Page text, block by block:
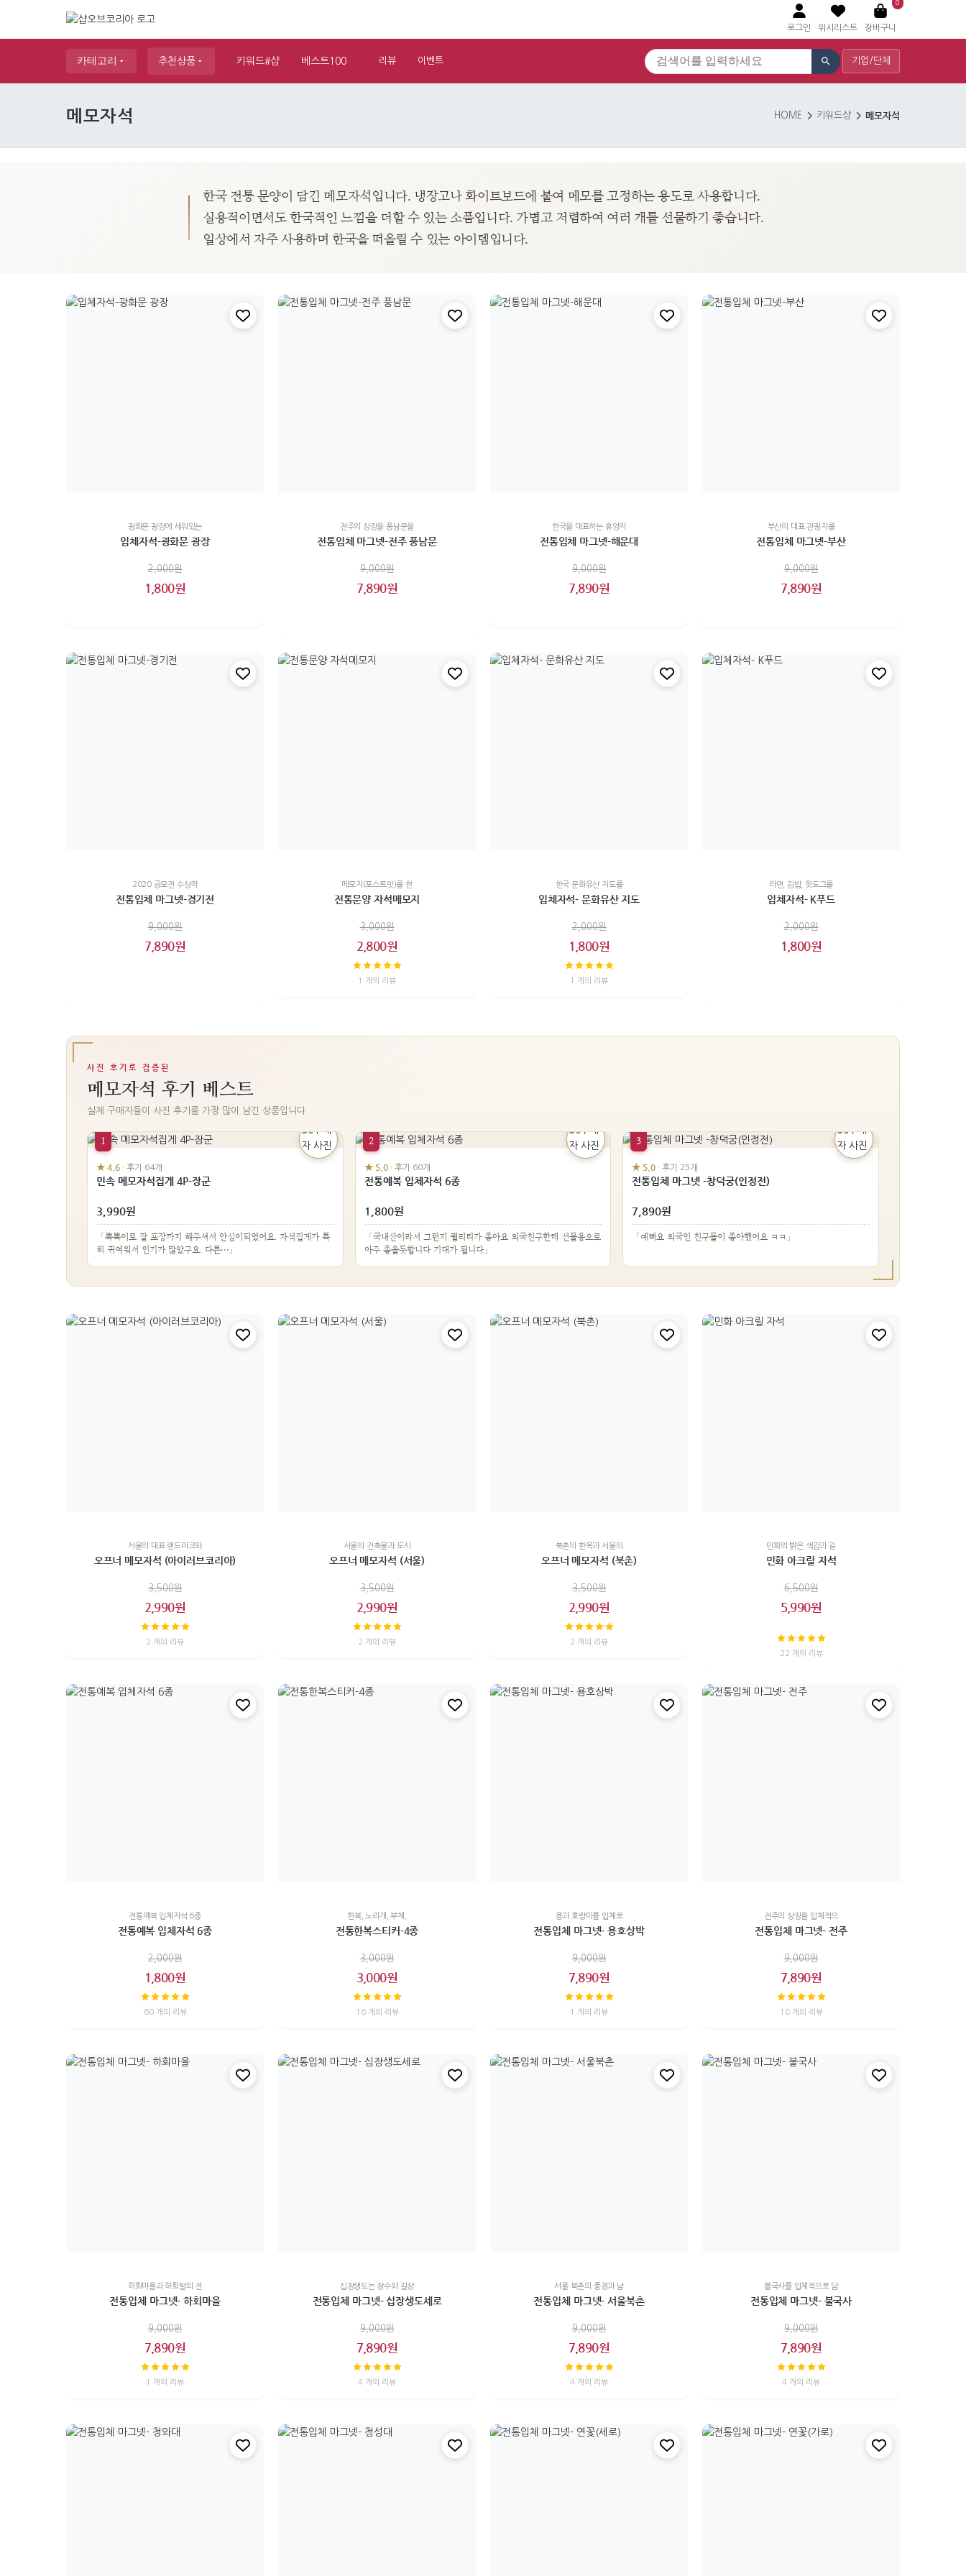
로그인 위시리스트
0
장바구니
카테고리 추천상품 키워드#샵 베스트100 리뷰 이벤트 기업/단체
메모자석 HOME 키워드샵 메모자석
한국 전통 문양이 담긴 메모자석입니다. 냉장고나 화이트보드에 붙여 메모를 고정하는 용도로 사용합니다.
실용적이면서도 한국적인 느낌을 더할 수 있는 소품입니다. 가볍고 저렴하여 여러 개를 선물하기 좋습니다.
일상에서 자주 사용하며 한국을 떠올릴 수 있는 아이템입니다.
광화문 광장에 세워있는
입체자석-광화문 광장
2,000원
1,800원
전주의 상징을 풍남문을
전통입체 마그넷-전주 풍남문
9,000원
7,890원
한국을 대표하는 휴양지
전통입체 마그넷-해운대
9,000원
7,890원
부산의 대표 관광지를
전통입체 마그넷-부산
9,000원
7,890원
2020 공모전 수상작
전통입체 마그넷-경기전
9,000원
7,890원
메모지(포스트잇)를 한
전통문양 자석메모지
3,000원
2,800원
1 개의 리뷰
한국 문화유산 지도를
입체자석- 문화유산 지도
2,000원
1,800원
1 개의 리뷰
라면, 김밥, 핫도그를
입체자석- K푸드
2,000원
1,800원
사진 후기로 검증된
메모자석 후기 베스트
실제 구매자들이 사진 후기를 가장 많이 남긴 상품입니다
1
★ 4.6 · 후기 64개
민속 메모자석집게 4P-장군
3,990원
「뽁뽁이로 잘 포장까지 해주셔서 안심이되었어요. 자석집게가 특
히 귀여워서 인기가 많았구요. 다른…」
2
★ 5.0 · 후기 60개
전통예복 입체자석 6종
1,800원
「국내산이라서 그런지 퀼리티가 좋아요 외국친구한테 선물용으로
아주 좋을듯합니다 기대가 됩니다」
3
★ 5.0 · 후기 25개
전통입체 마그넷 -창덕궁(인정전)
7,890원
「예뻐요 외국인 친구들이 좋아했어요 ㅋㅋ」
서울의 대표 랜드마크와
오프너 메모자석 (아이러브코리아)
3,500원
2,990원
2 개의 리뷰
서울의 건축물과 도시
오프너 메모자석 (서울)
3,500원
2,990원
2 개의 리뷰
북촌의 한옥과 서울의
오프너 메모자석 (북촌)
3,500원
2,990원
2 개의 리뷰
민화의 밝은 색감과 길
민화 아크릴 자석
6,500원
5,990원
22 개의 리뷰
전통예복 입체자석 6종
전통예복 입체자석 6종
2,000원
1,800원
60 개의 리뷰
한복, 노리개, 부채,
전통한복스티커-4종
3,000원
3,000원
16 개의 리뷰
용과 호랑이를 입체로
전통입체 마그넷- 용호상박
9,000원
7,890원
1 개의 리뷰
전주의 상징을 입체적으
전통입체 마그넷- 전주
9,000원
7,890원
18 개의 리뷰
하회마을과 하회탈의 전
전통입체 마그넷- 하회마을
9,000원
7,890원
1 개의 리뷰
십장생도는 장수와 길상
전통입체 마그넷- 십장생도세로
9,000원
7,890원
4 개의 리뷰
서울 북촌의 풍경과 남
전통입체 마그넷- 서울북촌
9,000원
7,890원
4 개의 리뷰
불국사를 입체적으로 담
전통입체 마그넷- 불국사
9,000원
7,890원
4 개의 리뷰